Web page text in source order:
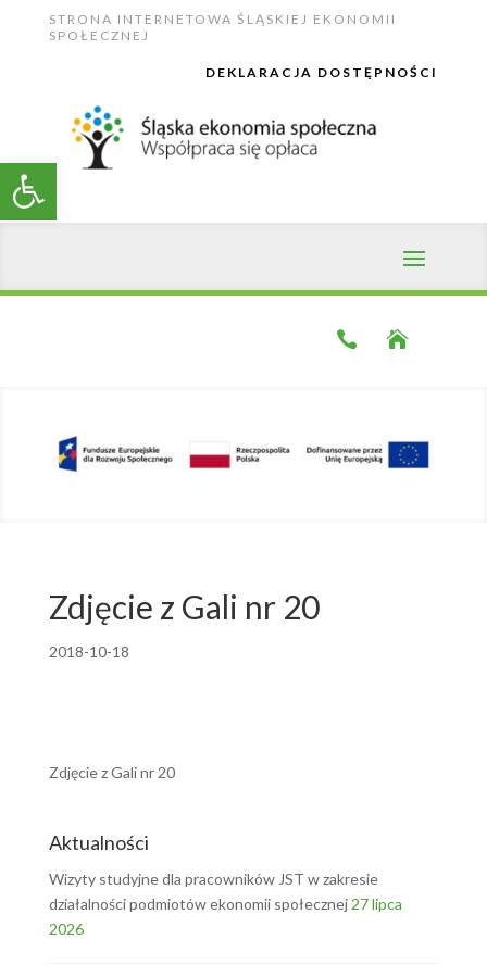
Open toolbar
content
STRONA INTERNETOWA ŚLĄSKIEJ EKONOMII
SPOŁECZNEJ
DEKLARACJA DOSTĘPNOŚCI


Zdjęcie z Gali nr 20
2018-10-18
Zdjęcie z Gali nr 20
Aktualności
Wizyty studyjne dla pracowników JST w zakresie
działalności podmiotów ekonomii społecznej 27 lipca
2026